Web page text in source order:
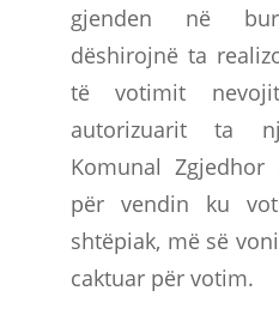
gjenden në
dëshirojnë ta
të votimit
autorizuarit ta
Komunal
për vendin ku
shtëpiak, më së
caktuar për votim.